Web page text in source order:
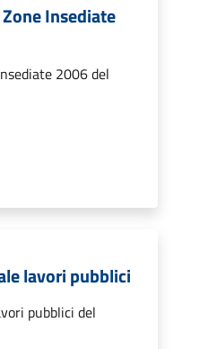
Insediate
2006 del
lavori pubblici
pubblici del